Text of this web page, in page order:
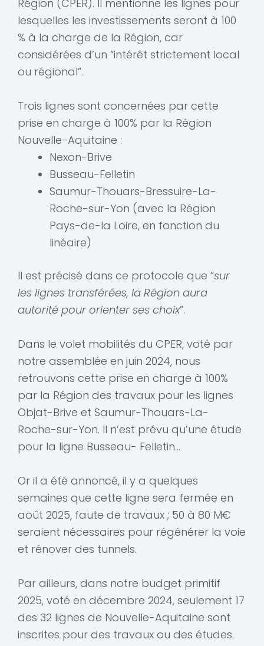
Région (CPER). Il mentionne les lignes pour
lesquelles les investissements seront à 100
% à la charge de la Région, car
considérées d’un “intérêt strictement local
ou régional”.
Trois lignes sont concernées par cette
prise en charge à 100% par la Région
Nouvelle-Aquitaine :
Nexon-Brive
Busseau-Felletin
Saumur-Thouars-Bressuire-La-
Roche-sur-Yon (avec la Région
Pays-de-la Loire, en fonction du
linéaire)
Il est précisé dans ce protocole que “sur
les lignes transférées, la Région aura
autorité pour orienter ses choix”.
Dans le volet mobilités du CPER, voté par
notre assemblée en juin 2024, nous
retrouvons cette prise en charge à 100%
par la Région des travaux pour les lignes
Objat-Brive et Saumur-Thouars-La-
Roche-sur-Yon. Il n’est prévu qu’une étude
pour la ligne Busseau- Felletin…
Or il a été annoncé, il y a quelques
semaines que cette ligne sera fermée en
août 2025, faute de travaux ; 50 à 80 M€
seraient nécessaires pour régénérer la voie
et rénover des tunnels.
Par ailleurs, dans notre budget primitif
2025, voté en décembre 2024, seulement 17
des 32 lignes de Nouvelle-Aquitaine sont
inscrites pour des travaux ou des études.